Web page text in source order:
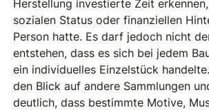
Herstellung investierte Zeit
sozialen Status oder finanziellen
Person hatte. Es darf jedoch nicht
entstehen, dass es sich bei jedem
ein individuelles Einzelstück
den Blick auf andere Sammlungen
deutlich, dass bestimmte Motive,